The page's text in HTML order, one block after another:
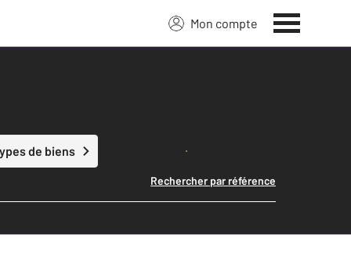
Mon compte
de biens Lancer ma recherche
Rechercher par référence